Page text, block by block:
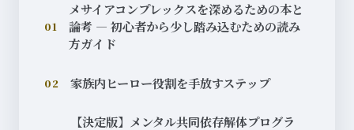
01
メサイアコンプレックスを深めるための本と
論考 — 初心者から少し踏み込むための読み
方ガイド
02 家族内ヒーロー役割を手放すステップ
【決定版】メンタル共同依存解体プログラ